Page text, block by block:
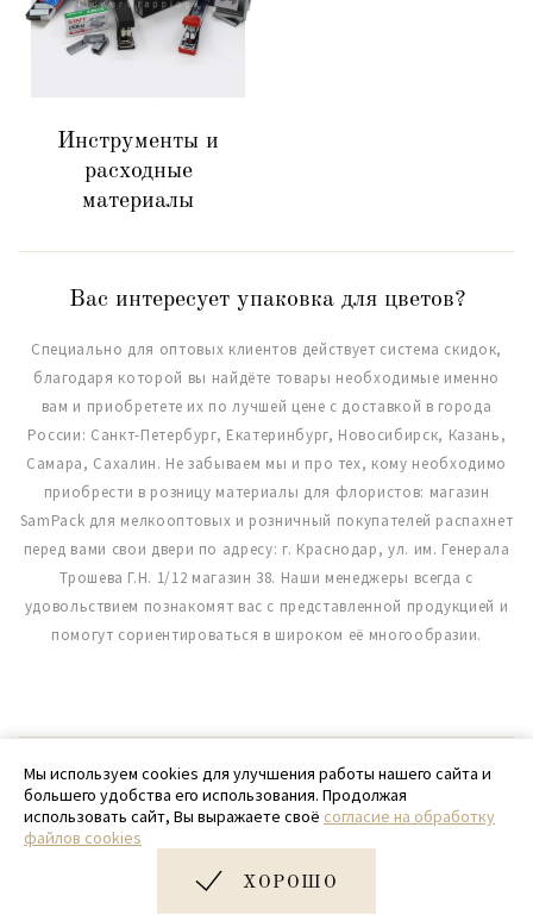
Инструменты и
расходные
материалы
Вас интересует упаковка для цветов?
Специально для оптовых клиентов действует система скидок,
благодаря которой вы найдёте товары необходимые именно
вам и приобретете их по лучшей цене с доставкой в города
России: Санкт-Петербург, Екатеринбург, Новосибирск, Казань,
Самара, Сахалин. Не забываем мы и про тех, кому необходимо
приобрести в розницу материалы для флористов: магазин
SamPack для мелкооптовых и розничный покупателей распахнет
перед вами свои двери по адресу: г. Краснодар, ул. им. Генерала
Трошева Г.Н. 1/12 магазин 38. Наши менеджеры всегда с
удовольствием познакомят вас с представленной продукцией и
помогут сориентироваться в широком её многообразии.
© 2020 - 2026 SamPack
+ 7 (918) 699-97-87
zakaz@sampack.store
Мы используем cookies для улучшения работы нашего сайта и
большего удобства его использования. Продолжая
использовать сайт, Вы выражаете своё согласие на обработку
файлов cookies
ХОРОШО